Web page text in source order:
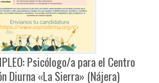
Psicólogo/a para el Centro
Diurna «La Sierra» (Nájera)